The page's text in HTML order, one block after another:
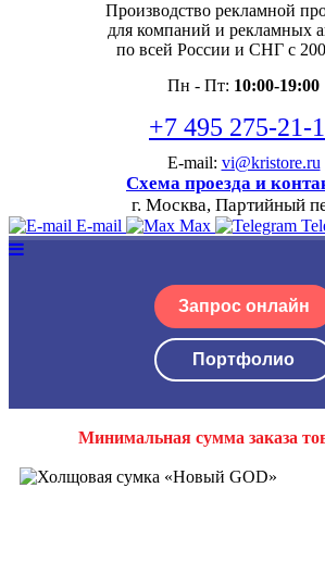
Производство рекламной
для компаний и рекламных
по всей России и СНГ с
Пн - Пт: 10:00-19:00
+7 495 275-21-
E-mail: vi@kristore.ru
Схема проезда и
г. Москва, Партийный
E-mail Max
Запрос онлайн
Портфолио
Минимальная сумма заказа